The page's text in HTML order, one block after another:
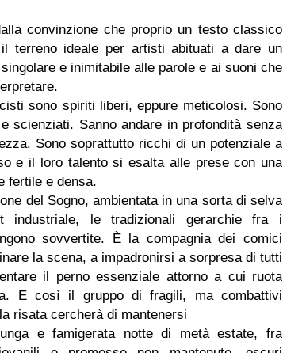
convinzione che proprio un testo classico
terreno ideale per artisti abituati a dare un
e inimitabile alle parole e ai suoni che
sono spiriti liberi, eppure meticolosi. Sono
scienziati. Sanno andare in profondità senza
Sono soprattutto ricchi di un potenziale a
e il loro talento si esalta alle prese con una
fertile e densa.
del Sogno, ambientata in una sorta di selva
industriale, le tradizionali gerarchie fra i
sovvertite. È la compagnia dei comici
la scena, a impadronirsi a sorpresa di tutti
il perno essenziale attorno a cui ruota
E così il gruppo di fragili, ma combattivi
risata cercherà di mantenersi
e famigerata notte di metà estate, fra